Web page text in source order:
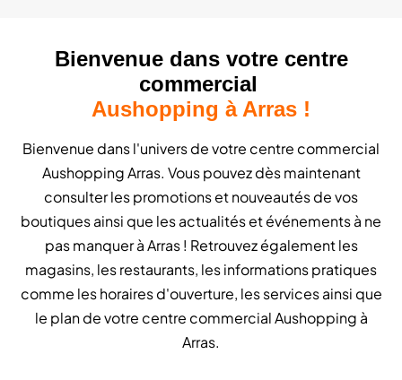
Bienvenue dans votre centre
commercial
Aushopping à Arras !
Bienvenue dans l'univers de votre centre commercial
Aushopping Arras. Vous pouvez dès maintenant
consulter les promotions et nouveautés de vos
boutiques ainsi que les actualités et événements à ne
pas manquer à Arras ! Retrouvez également les
magasins, les restaurants, les informations pratiques
comme les horaires d'ouverture, les services ainsi que
le plan de votre centre commercial Aushopping à
Arras.